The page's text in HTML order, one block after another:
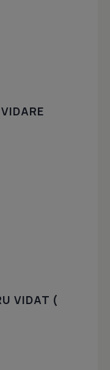
VIDAT (